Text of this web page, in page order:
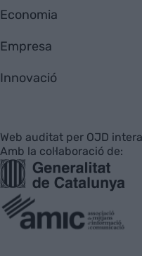
Economia
Empresa
Innovació
Web auditat per OJD
Amb la col·laboració de: